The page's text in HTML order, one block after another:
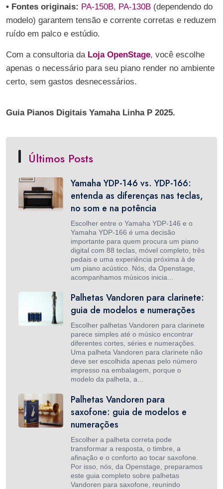
• Fontes originais: PA-150B, PA-130B (dependendo do
modelo) garantem tensão e corrente corretas e reduzem
ruído em palco e estúdio.
Com a consultoria da Loja OpenStage, você escolhe
apenas o necessário para seu piano render no ambiente
certo, sem gastos desnecessários.
Guia Pianos Digitais Yamaha Linha P 2025.
Últimos Posts
Yamaha YDP-146 vs. YDP-166:
entenda as diferenças nas teclas,
no som e na potência
Escolher entre o Yamaha YDP-146 e o
Yamaha YDP-166 é uma decisão
importante para quem procura um piano
digital com 88 teclas, móvel completo, três
pedais e uma experiência próxima à de
um piano acústico. Nós, da Openstage,
acompanhamos músicos inicia...
Palhetas Vandoren para clarinete:
guia de modelos e numerações
Escolher palhetas Vandoren para clarinete
parece simples até o músico encontrar
diferentes cortes, séries e numerações.
Uma palheta Vandoren para clarinete não
deve ser escolhida apenas pelo número
impresso na embalagem, porque o
modelo da palheta, a...
Palhetas Vandoren para
saxofone: guia de modelos e
numerações
Escolher a palheta correta pode
transformar a resposta, o timbre, a
afinação e o conforto ao tocar saxofone.
Por isso, nós, da Openstage, preparamos
este guia completo sobre palhetas
Vandoren para saxofone, reunindo